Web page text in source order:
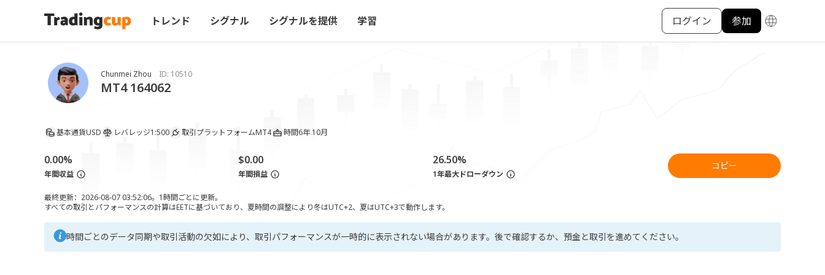
トレンド シグナル シグナルを提供 学習 ログイン 参加
Chunmei Zhou ID: 10510
MT4 164062
基本通貨USD レバレッジ1:500 取引プラットフォームMT4 時間6年 10月
0.00%
年間収益
$0.00
年間損益
26.50%
1年最大ドローダウン
コピー
最終更新：2026-08-07 03:52:06。1時間ごとに更新。
すべての取引とパフォーマンスの計算はEETに基づいており、夏時間の調整により冬はUTC+2、夏はUTC+3で動作します。
時間ごとのデータ同期や取引活動の欠如により、取引パフォーマンスが一時的に表示されない場合があります。後で確認するか、預金と取引を進めてください。